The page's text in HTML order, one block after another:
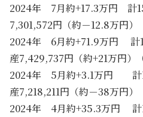
2024年 7月約+17.3万円 計
7,301,572円（約－12.8万円）
2024年 6月約+71.9万円 計
産7,429,737円（約+21万円）
2024年 5月約+3.1万円 計
産7,218,211円（約－38万円）
2024年 4月約+35.3万円 計